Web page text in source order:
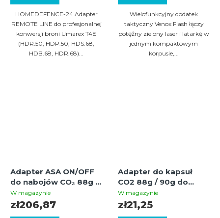
HOMEDEFENCE-24 Adapter
REMOTE LINE do profesjonalnej
konwersji broni Umarex T4E
(HDR.50, HDP.50, HDS.68,
HDB.68, HDR.68)...
Wielofunkcyjny dodatek
taktyczny Venox Flash łączy
potężny zielony laser i latarkę w
jednym kompaktowym
korpusie,...
Adapter ASA ON/OFF
do nabojów CO₂ 88g z
manometrem — do
broni do samoobrony i
paintballa
W magazynie
zł206,87
Adapter do kapsuł
CO2 88g / 90g do
paintballa, wiatrówek i
broni T4E
W magazynie
zł21,25